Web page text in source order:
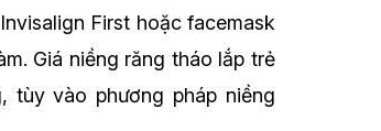
First hoặc facemask
Giá niềng răng tháo lắp trẻ
tùy vào phương pháp niềng